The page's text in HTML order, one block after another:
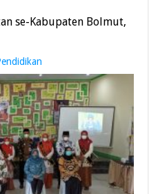
se-Kabupaten Bolmut,